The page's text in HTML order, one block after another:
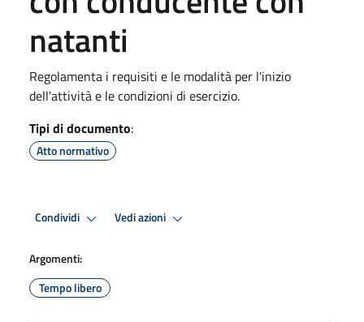
natanti
Regolamenta i requisiti e le modalità per l'inizio
dell'attività e le condizioni di esercizio.
Tipi di documento:
Atto normativo
Condividi Vedi azioni
Argomenti:
Tempo libero